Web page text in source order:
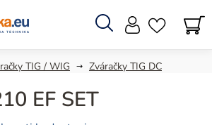
Hľadať
TIG / WIG Zváračky TIG DC
EF SET